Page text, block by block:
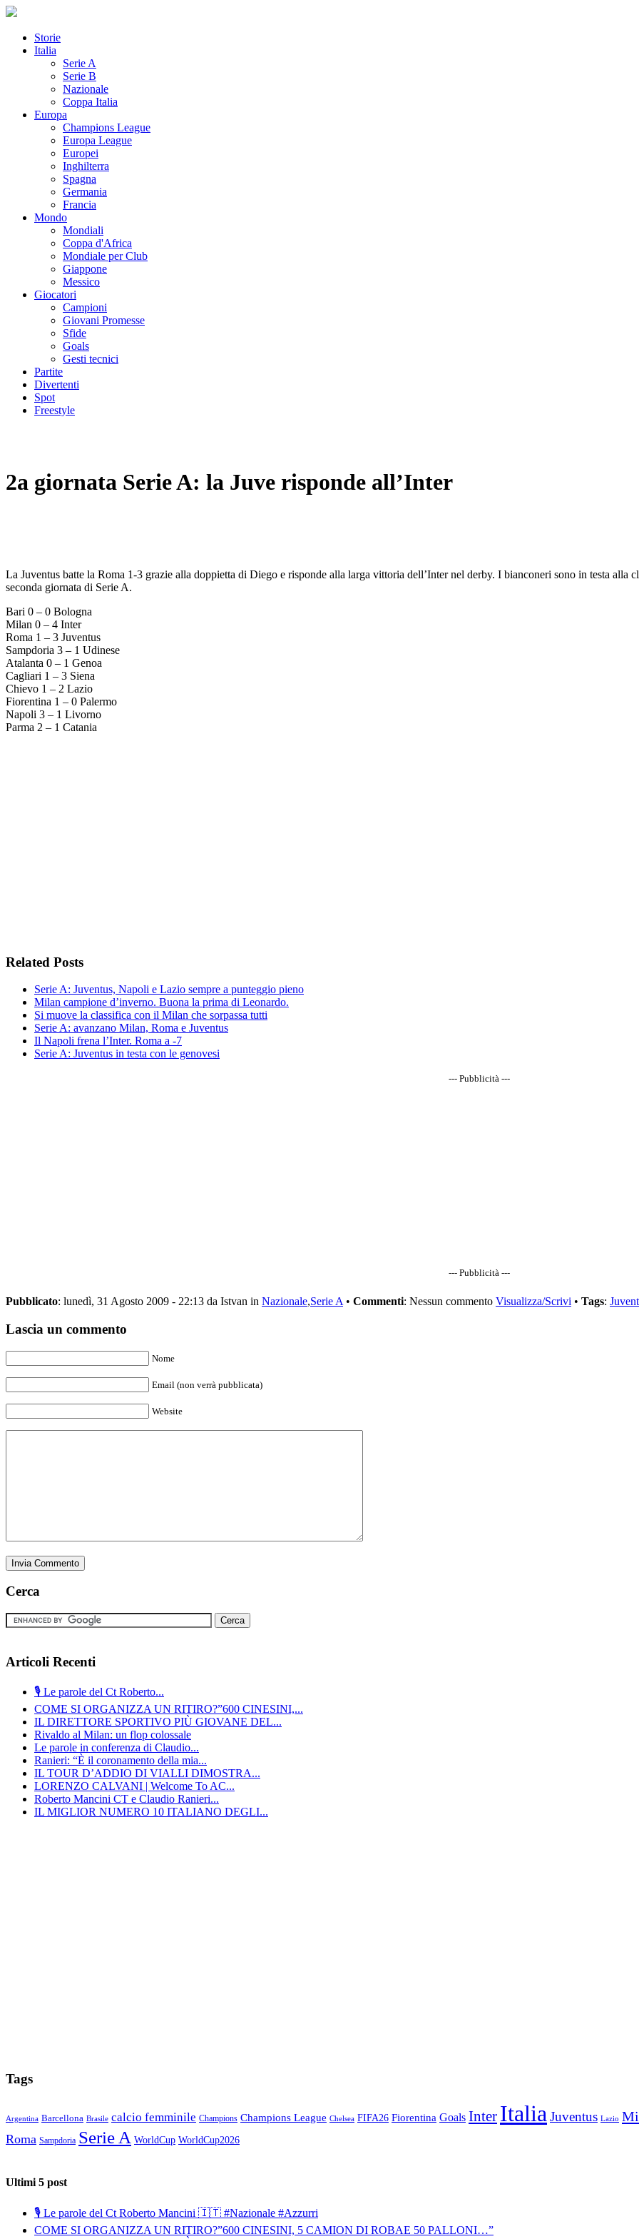
Storie
Italia
Serie A
Serie B
Nazionale
Coppa Italia
Europa
Champions League
Europa League
Europei
Inghilterra
Spagna
Germania
Francia
Mondo
Mondiali
Coppa d'Africa
Mondiale per Club
Giappone
Messico
Giocatori
Campioni
Giovani Promesse
Sfide
Goals
Gesti tecnici
Partite
Divertenti
Spot
Freestyle
2a giornata Serie A: la Juve risponde all’Inter
La Juventus batte la Roma 1-3 grazie alla doppietta di Diego e risponde alla larga vittoria dell’Inter nel derby. I bianconeri sono in testa alla
seconda giornata di Serie A.
Bari 0 – 0 Bologna
Milan 0 – 4 Inter
Roma 1 – 3 Juventus
Sampdoria 3 – 1 Udinese
Atalanta 0 – 1 Genoa
Cagliari 1 – 3 Siena
Chievo 1 – 2 Lazio
Fiorentina 1 – 0 Palermo
Napoli 3 – 1 Livorno
Parma 2 – 1 Catania
Related Posts
Serie A: Juventus, Napoli e Lazio sempre a punteggio pieno
Milan campione d’inverno. Buona la prima di Leonardo.
Si muove la classifica con il Milan che sorpassa tutti
Serie A: avanzano Milan, Roma e Juventus
Il Napoli frena l’Inter. Roma a -7
Serie A: Juventus in testa con le genovesi
--- Pubblicità ---
--- Pubblicità ---
Pubblicato: lunedì, 31 Agosto 2009 - 22:13 da Istvan in Nazionale,Serie A • Commenti: Nessun commento Visualizza/Scrivi • Tags:
Lascia un commento
Nome
Email (non verrà pubblicata)
Website
Cerca
Articoli Recenti
🎙️ Le parole del Ct Roberto...
COME SI ORGANIZZA UN RITIRO?”600 CINESINI,...
IL DIRETTORE SPORTIVO PIÙ GIOVANE DEL...
Rivaldo al Milan: un flop colossale
Le parole in conferenza di Claudio...
Ranieri: “È il coronamento della mia...
IL TOUR D’ADDIO DI VIALLI DIMOSTRA...
LORENZO CALVANI | Welcome To AC...
Roberto Mancini CT e Claudio Ranieri...
IL MIGLIOR NUMERO 10 ITALIANO DEGLI...
Tags
Argentina Barcellona Brasile calcio femminile Champions Champions League Chelsea FIFA26 Fiorentina Goals Inter Italia Juventus Lazio
Roma Sampdoria Serie A WorldCup WorldCup2026
Ultimi 5 post
🎙️ Le parole del Ct Roberto Mancini 🇮🇹 #Nazionale #Azzurri
COME SI ORGANIZZA UN RITIRO?”600 CINESINI, 5 CAMION DI ROBAE 50 PALLONI…”